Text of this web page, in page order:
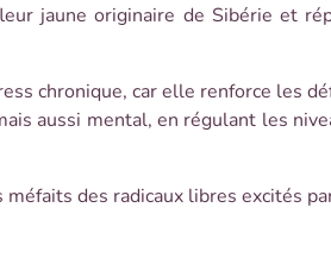
jaune originaire de Sibérie et
chronique, car elle renforce les
aussi mental, en régulant les
des radicaux libres excités